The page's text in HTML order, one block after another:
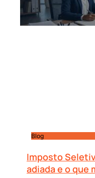
Blog
Imposto
adiada e o que